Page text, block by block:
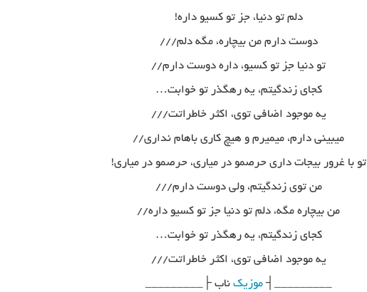
دلم تو دنیا، جز تو کسیو داره!
دوست دارم من بیچاره، مگه دلم///
تو دنیا جز تو کسیو، داره دوست دارم//
کجای زندگیتم، یه رهگذر تو خوابت…
یه موجود اضافی توی، اکثر خاطراتت///
میبینی دارم، میمیرم و هیچ کاری باهام نداری//
تو با غرور بیجات داری حرصمو در میاری، حرصمو در میاری!
من توی زندگیتم، ولی دوست دارم///
من بیچاره مگه، دلم تو دنیا جز تو کسیو داره//
کجای زندگیتم، یه رهگذر تو خوابت…
یه موجود اضافی توی، اکثر خاطراتت///
_________┤موزیک ناب ├_________